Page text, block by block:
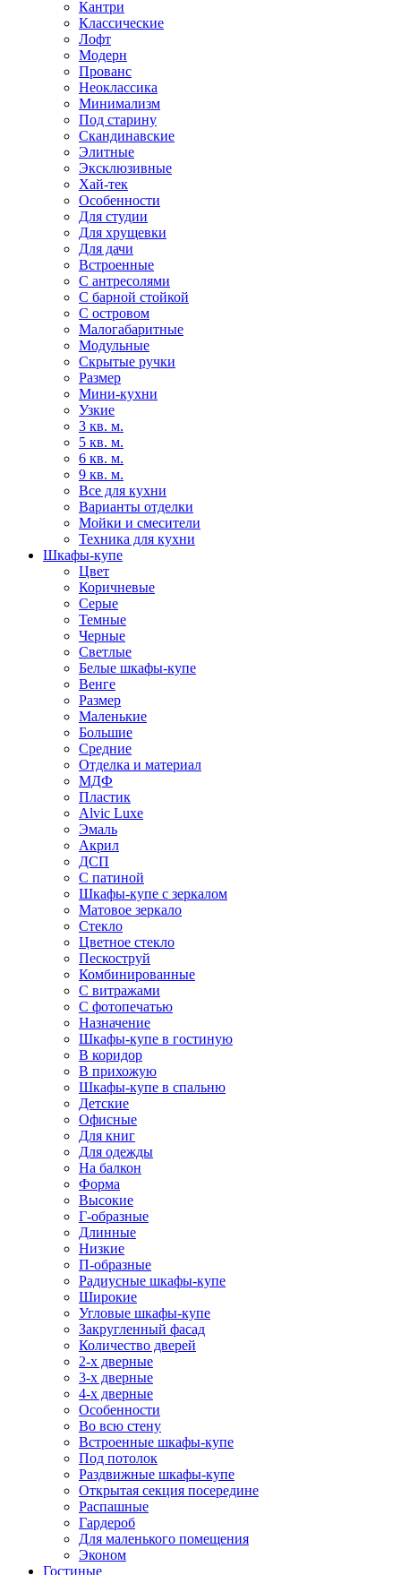
Кантри
Классические
Лофт
Модерн
Прованс
Неоклассика
Минимализм
Под старину
Скандинавские
Элитные
Эксклюзивные
Хай-тек
Особенности
Для студии
Для хрущевки
Для дачи
Встроенные
С антресолями
С барной стойкой
С островом
Малогабаритные
Модульные
Скрытые ручки
Размер
Мини-кухни
Узкие
3 кв. м.
5 кв. м.
6 кв. м.
9 кв. м.
Все для кухни
Варианты отделки
Мойки и смесители
Техника для кухни
Шкафы-купе
Цвет
Коричневые
Серые
Темные
Черные
Светлые
Белые шкафы-купе
Венге
Размер
Маленькие
Большие
Средние
Отделка и материал
МДФ
Пластик
Alvic Luxe
Эмаль
Акрил
ДСП
С патиной
Шкафы-купе с зеркалом
Матовое зеркало
Стекло
Цветное стекло
Пескоструй
Комбинированные
С витражами
С фотопечатью
Назначение
Шкафы-купе в гостиную
В коридор
В прихожую
Шкафы-купе в спальню
Детские
Офисные
Для книг
Для одежды
На балкон
Форма
Высокие
Г-образные
Длинные
Низкие
П-образные
Радиусные шкафы-купе
Широкие
Угловые шкафы-купе
Закругленный фасад
Количество дверей
2-х дверные
3-х дверные
4-х дверные
Особенности
Во всю стену
Встроенные шкафы-купе
Под потолок
Раздвижные шкафы-купе
Открытая секция посередине
Распашные
Гардероб
Для маленького помещения
Эконом
Гостиные